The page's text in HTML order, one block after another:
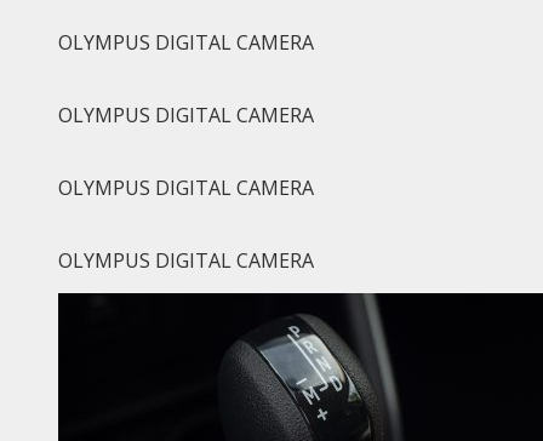
OLYMPUS DIGITAL CAMERA
OLYMPUS DIGITAL CAMERA
OLYMPUS DIGITAL CAMERA
OLYMPUS DIGITAL CAMERA